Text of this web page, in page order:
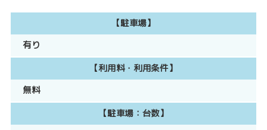
【駐車場】
有り
【利用料・利用条件】
無料
【駐車場：台数】